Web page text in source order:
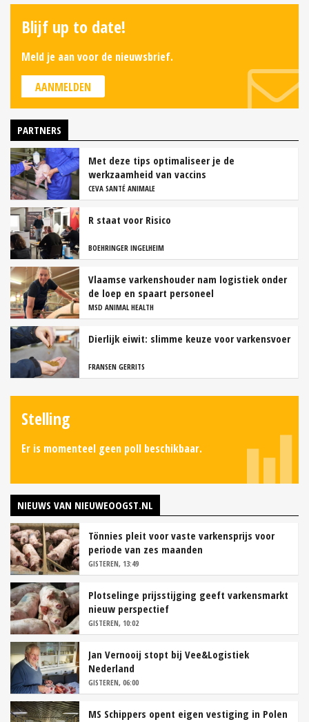
Blijf up to date!
Meld je aan voor de nieuwsbrief.
AANMELDEN
PARTNERS
Met deze tips optimaliseer je de
werkzaamheid van vaccins
CEVA SANTÉ ANIMALE
R staat voor Risico
BOEHRINGER INGELHEIM
Vlaamse varkenshouder nam logistiek onder
de loep en spaart personeel
MSD ANIMAL HEALTH
Dierlijk eiwit: slimme keuze voor varkensvoer
FRANSEN GERRITS
Stelling
Er is momenteel geen poll beschikbaar.
NIEUWS VAN NIEUWEOOGST.NL
Tönnies pleit voor vaste varkensprijs voor
periode van zes maanden
GISTEREN, 13:49
Plotselinge prijsstijging geeft varkensmarkt
nieuw perspectief
GISTEREN, 10:02
Jan Vernooij stopt bij Vee&Logistiek
Nederland
GISTEREN, 06:00
MS Schippers opent eigen vestiging in Polen